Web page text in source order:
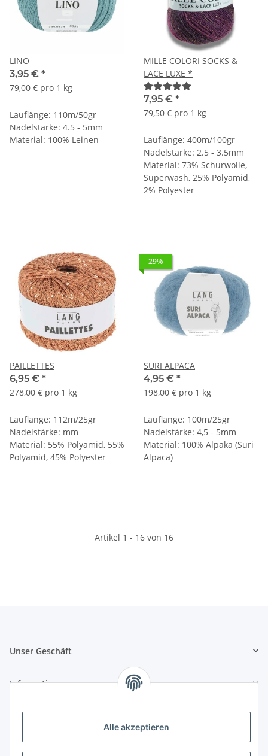
Alle akzeptieren
LINO
3,95 € *
79,00 € pro 1 kg
Lauflänge: 110m/50gr
Nadelstärke: 4.5 - 5mm
Material: 100% Leinen
MILLE COLORI SOCKS &
LACE LUXE *
7,95 € *
79,50 € pro 1 kg
Lauflänge: 400m/100gr
Nadelstärke: 2.5 - 3.5mm
Material: 73% Schurwolle,
Superwash, 25% Polyamid,
2% Polyester
PAILLETTES
6,95 € *
278,00 € pro 1 kg
Lauflänge: 112m/25gr
Nadelstärke: mm
Material: 55% Polyamid, 55%
Polyamid, 45% Polyester
29%
SURI ALPACA
4,95 € *
198,00 € pro 1 kg
Lauflänge: 100m/25gr
Nadelstärke: 4,5 - 5mm
Material: 100% Alpaka (Suri
Alpaca)
Artikel 1 - 16 von 16
Unser Geschäft
Informationen
Zahlungsmöglichkeiten
Vorkasse (per Bank-Überweisung)